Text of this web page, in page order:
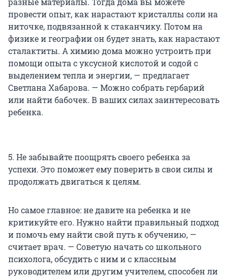
провести опыт, как нарастают кристаллы соли на
ниточке, подвязанной к стаканчику. Потом на
физике и географии он будет знать, как нарастают
сталактиты. А химию дома можно устроить при
помощи опыта с уксусной кислотой и содой с
выделением тепла и энергии, — предлагает
Светлана Хабарова. — Можно собрать гербарий
или найти бабочек. В ваших силах заинтересовать
ребенка.
5. Не забывайте поощрять своего ребенка за
успехи. Это поможет ему поверить в свои силы и
продолжать двигаться к целям.
Но самое главное: не давите на ребенка и не
критикуйте его. Нужно найти правильный подход
и помочь ему найти свой путь к обучению, —
считает врач. — Советую начать со школьного
психолога, обсудить с ним и с классным
руководителем или другим учителем, способен ли